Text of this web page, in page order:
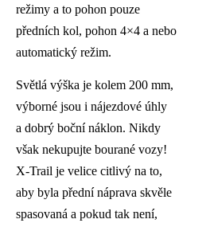
režimy a to pohon pouze
předních kol, pohon 4×4 a nebo
automatický režim.
Světlá výška je kolem 200 mm,
výborné jsou i nájezdové úhly
a dobrý boční náklon. Nikdy
však nekupujte bourané vozy!
X-Trail je velice citlivý na to,
aby byla přední náprava skvěle
spasovaná a pokud tak není,